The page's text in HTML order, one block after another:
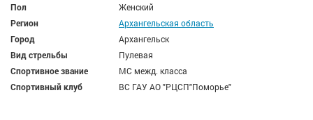
Пол
Женский
Регион
Архангельская область
Город
Архангельск
Вид стрельбы
Пулевая
Спортивное звание
МС межд. класса
Спортивный клуб
ВС ГАУ АО "РЦСП"Поморье"